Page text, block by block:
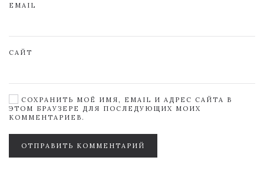
EMAIL
САЙТ
СОХРАНИТЬ МОЁ ИМЯ, EMAIL И АДРЕС САЙТА В
ЭТОМ БРАУЗЕРЕ ДЛЯ ПОСЛЕДУЮЩИХ МОИХ
КОММЕНТАРИЕВ.
ОТПРАВИТЬ КОММЕНТАРИЙ